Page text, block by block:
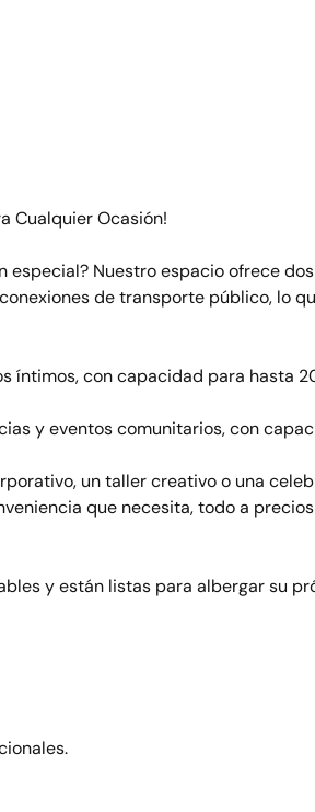
Cualquier Ocasión!
Nuestro espacio ofrece
de transporte público, lo
íntimos, con capacidad para hasta
y eventos comunitarios, con
un taller creativo o una
que necesita, todo a precios
y están listas para albergar su